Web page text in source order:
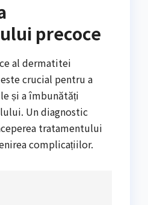
precoce
al dermatitei
crucial pentru a
și a îmbunătăți
Un diagnostic
tratamentului
complicațiilor.